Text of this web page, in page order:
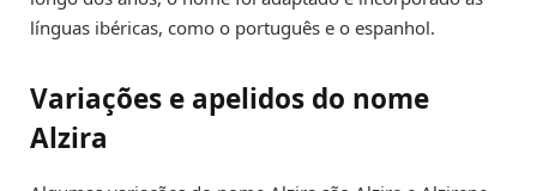
línguas ibéricas, como o português e o espanhol.
Variações e apelidos do nome
Alzira